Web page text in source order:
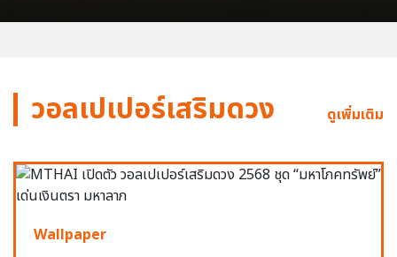
วอลเปเปอร์เสริมดวง ดูเพิ่มเติม
Wallpaper